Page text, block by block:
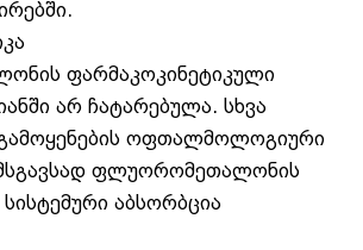
ფარმაკოკინეტიკული
არ ჩატარებულა. სხვა
ოფთალმოლოგიური
ფლუორომეთალონის
აბსორბცია